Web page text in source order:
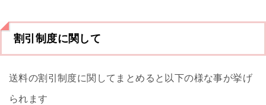
割引制度に関して
送料の割引制度に関してまとめると以下の様な事が挙げ
られます